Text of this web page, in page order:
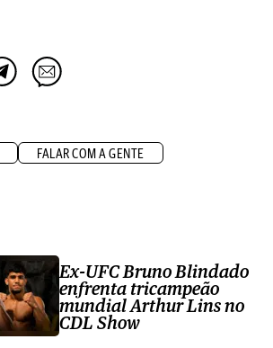
FALAR COM A GENTE
Ex-UFC Bruno Blindado
enfrenta tricampeão
mundial Arthur Lins no
CDL Show